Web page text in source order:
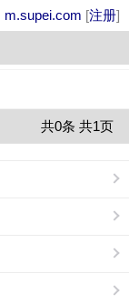
m.supei.com [注册]
共0条 共1页